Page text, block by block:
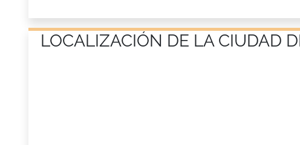
LOCALIZACIÓN DE LA CIUDAD